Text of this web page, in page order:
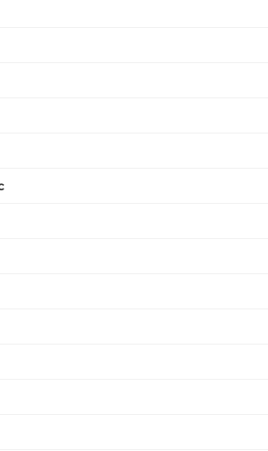
nhà máy đóng gói sầu riêng xuất
Gia Phát tối ưu về tải trọng, độ
đúng nhu cầu thực tế tại Miền Tây,